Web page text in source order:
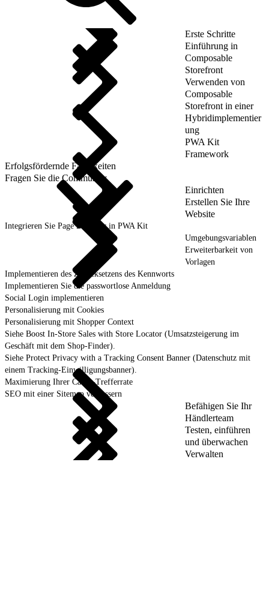
Erste Schritte
Einführung in
Composable
Storefront
Verwenden von
Composable
Storefront in einer
Hybridimplementier
ung
PWA Kit
Framework
Erfolgsfördernde Fähigkeiten
Fragen Sie die Community
Einrichten
Erstellen Sie Ihre
Website
Integrieren Sie Page Designer in PWA Kit
Umgebungsvariablen
Erweiterbarkeit von
Vorlagen
Implementieren des Zurücksetzens des Kennworts
Implementieren Sie die passwortlose Anmeldung
Social Login implementieren
Personalisierung mit Cookies
Personalisierung mit Shopper Context
Siehe Boost In-Store Sales with Store Locator (Umsatzsteigerung im
Geschäft mit dem Shop-Finder).
Siehe Protect Privacy with a Tracking Consent Banner (Datenschutz mit
einem Tracking-Einwilligungsbanner).
Maximierung Ihrer Cache-Trefferrate
SEO mit einer Sitemap verbessern
Befähigen Sie Ihr
Händlerteam
Testen, einführen
und überwachen
Verwalten